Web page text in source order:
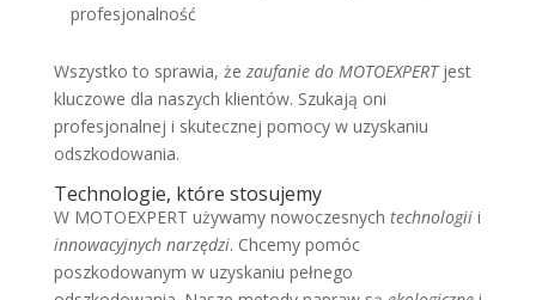
profesjonalność
Wszystko to sprawia, że zaufanie do MOTOEXPERTjest
kluczowe dla naszych klientów. Szukają oni
profesjonalnej i skutecznej pomocy w uzyskaniu
odszkodowania.
Technologie, które stosujemy
W MOTOEXPERT używamy nowoczesnych technologiii
innowacyjnych narzędzi. Chcemy pomóc
poszkodowanym w uzyskaniu pełnego